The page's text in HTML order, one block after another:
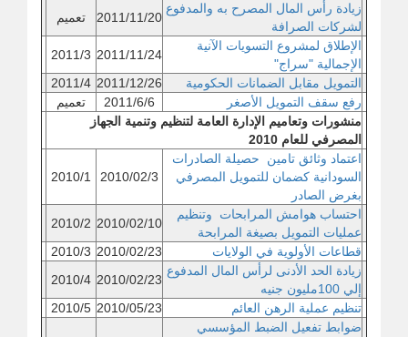
زيادة رأس المال المصرح به والمدفوع
لشركات الصرافة
2011/11/20
تعميم
الإطلاق لمشروع التسويات الآنية
الإجمالية "سراج"
2011/11/24
2011/3
التمويل مقابل الضمانات الحكومية
2011/12/26
2011/4
رفع سقف التمويل الأصغر
2011/6/6
تعميم
منشورات وتعاميم الإدارة العامة لتنظيم وتنمية الجهاز
المصرفي للعام 2010
اعتماد وثائق تامين حصيلة الصادرات
السودانية كضمان للتمويل المصرفي
بغرض الصادر
2010/02/3
2010/1
احتساب هوامش المرابحات وتنظيم
عمليات التمويل بصيغة المرابحة
2010/02/10
2010/2
قطاعات الأولوية في الولايات
2010/02/23
2010/3
زيادة الحد الأدنى لرأس المال المدفوع
إلي 100مليون جنيه
2010/02/23
2010/4
تنظيم عملية الرهن العائم
2010/05/23
2010/5
ضوابط تفعيل الضبط المؤسسي